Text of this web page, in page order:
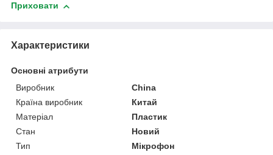
Приховати
Характеристики
Основні атрибути
Виробник
China
Країна виробник
Китай
Матеріал
Пластик
Стан
Новий
Тип
Мікрофон